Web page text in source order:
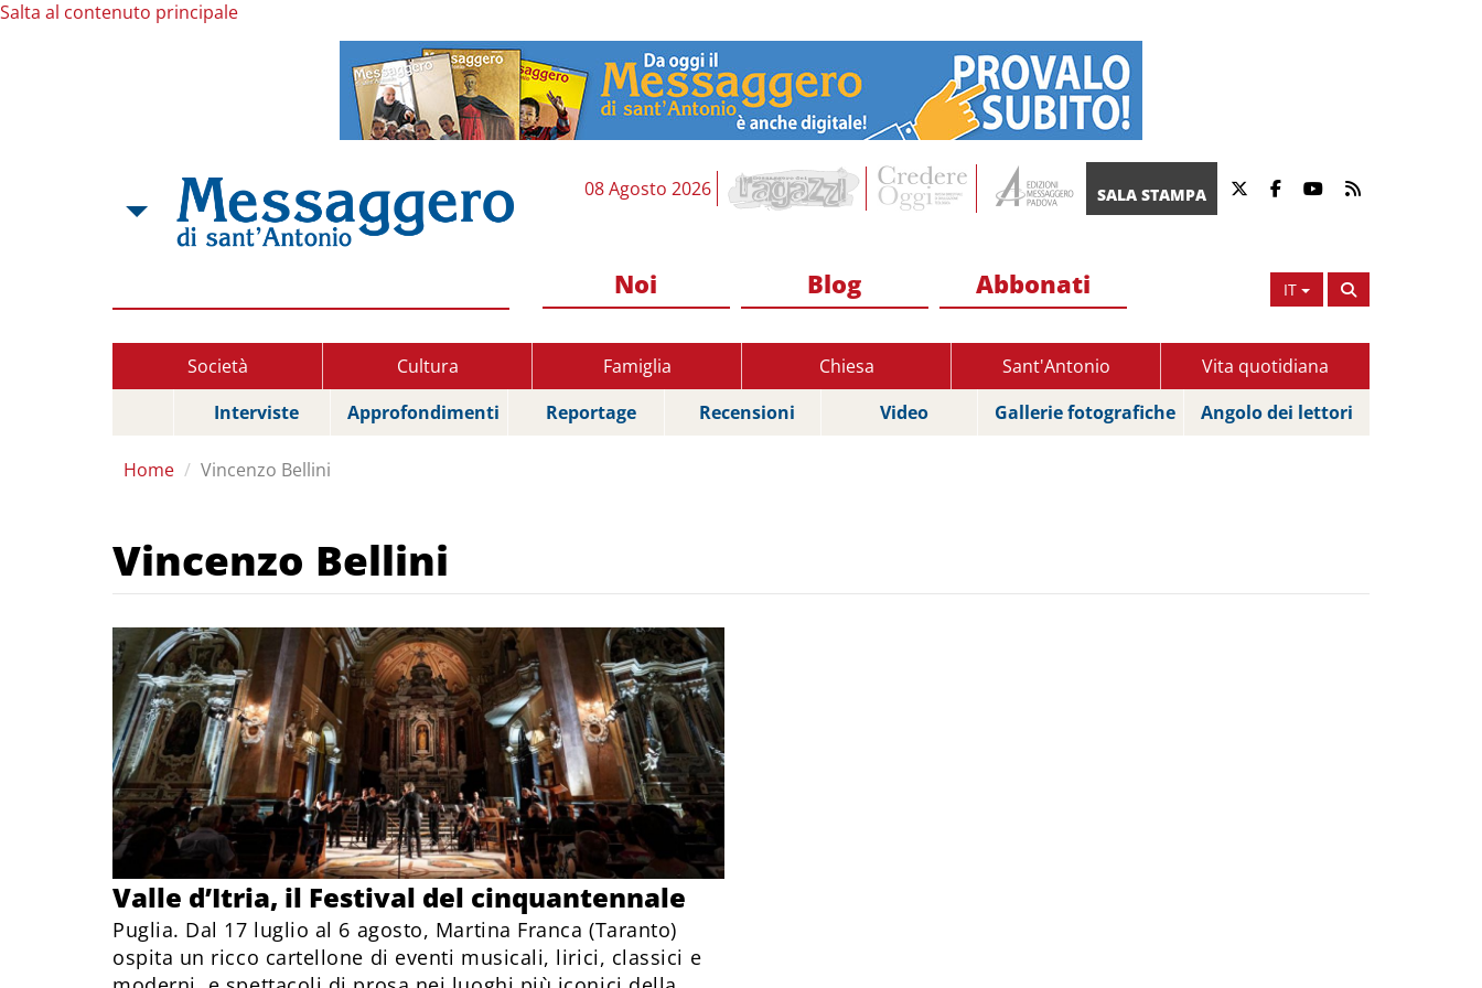
Salta al contenuto principale
08 Agosto 2026 SALA STAMPA
IT
Noi Blog Abbonati
Società Cultura Famiglia Chiesa Sant'Antonio
Vita quotidiana
Interviste
Approfondimenti Reportage Recensioni Video Gallerie fotografiche Angolo dei lettori
Home Vincenzo Bellini
Vincenzo Bellini
Valle d’Itria, il Festival del cinquantennale
Puglia. Dal 17 luglio al 6 agosto, Martina Franca (Taranto)
ospita un ricco cartellone di eventi musicali, lirici, classici e